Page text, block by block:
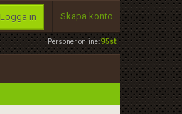
Personer online:95st
Logga in Skapa konto